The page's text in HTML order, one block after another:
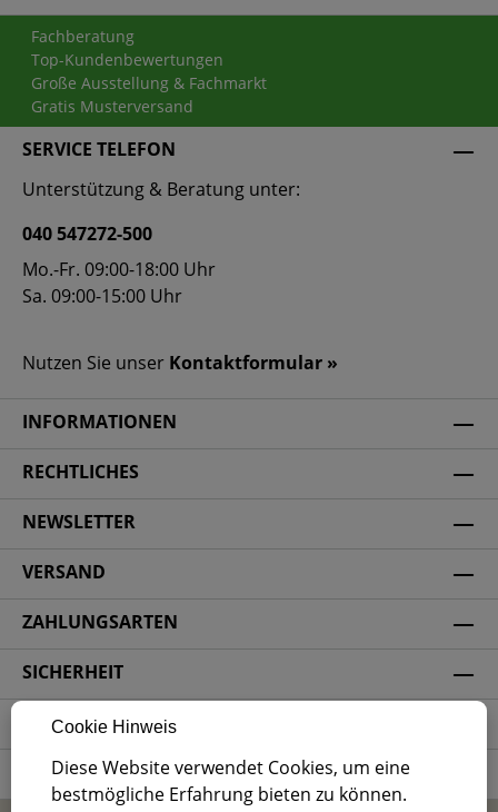
Fachberatung
Top-Kundenbewertungen
Große Ausstellung & Fachmarkt
Gratis Musterversand
SERVICE TELEFON
Unterstützung & Beratung unter:
040 547272-500
Mo.-Fr. 09:00-18:00 Uhr
Sa. 09:00-15:00 Uhr
Nutzen Sie unser Kontaktformular »
INFORMATIONEN
RECHTLICHES
NEWSLETTER
VERSAND
ZAHLUNGSARTEN
SICHERHEIT
SOCIAL MEDIA
ZERTIFIZIERUNG
Cookie Hinweis
Diese Website verwendet Cookies, um eine
bestmögliche Erfahrung bieten zu können.